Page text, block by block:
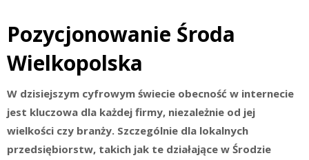
Pozycjonowanie Środa
Wielkopolska
W dzisiejszym cyfrowym świecie obecność w internecie
jest kluczowa dla każdej firmy, niezależnie od jej
wielkości czy branży. Szczególnie dla lokalnych
przedsiębiorstw, takich jak te działające w Środzie